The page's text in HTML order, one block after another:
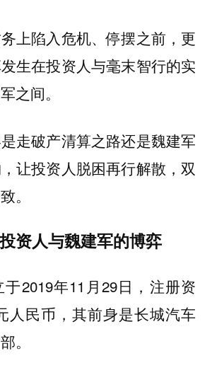
上陷入危机、停摆之前，更
生在投资人与毫末智行的实
之间。
走破产清算之路还是魏建军
让投资人脱困再行解散，双
。
资人与魏建军的博弈
2019年11月29日，注册资
人民币，其前身是长城汽车
。